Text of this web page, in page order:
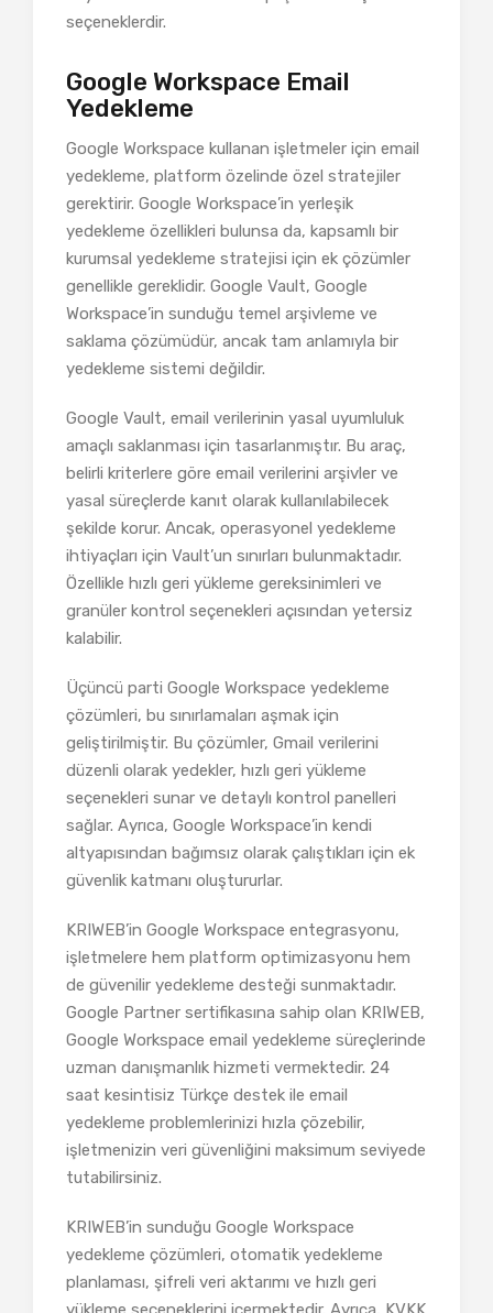
seçeneklerdir.
Google Workspace Email
Yedekleme
Google Workspace kullanan işletmeler için email
yedekleme, platform özelinde özel stratejiler
gerektirir. Google Workspace’in yerleşik
yedekleme özellikleri bulunsa da, kapsamlı bir
kurumsal yedekleme stratejisi için ek çözümler
genellikle gereklidir. Google Vault, Google
Workspace’in sunduğu temel arşivleme ve
saklama çözümüdür, ancak tam anlamıyla bir
yedekleme sistemi değildir.
Google Vault, email verilerinin yasal uyumluluk
amaçlı saklanması için tasarlanmıştır. Bu araç,
belirli kriterlere göre email verilerini arşivler ve
yasal süreçlerde kanıt olarak kullanılabilecek
şekilde korur. Ancak, operasyonel yedekleme
ihtiyaçları için Vault’un sınırları bulunmaktadır.
Özellikle hızlı geri yükleme gereksinimleri ve
granüler kontrol seçenekleri açısından yetersiz
kalabilir.
Üçüncü parti Google Workspace yedekleme
çözümleri, bu sınırlamaları aşmak için
geliştirilmiştir. Bu çözümler, Gmail verilerini
düzenli olarak yedekler, hızlı geri yükleme
seçenekleri sunar ve detaylı kontrol panelleri
sağlar. Ayrıca, Google Workspace’in kendi
altyapısından bağımsız olarak çalıştıkları için ek
güvenlik katmanı oluştururlar.
KRIWEB’in Google Workspace entegrasyonu,
işletmelere hem platform optimizasyonu hem
de güvenilir yedekleme desteği sunmaktadır.
Google Partner sertifikasına sahip olan KRIWEB,
Google Workspace email yedekleme süreçlerinde
uzman danışmanlık hizmeti vermektedir. 24
saat kesintisiz Türkçe destek ile email
yedekleme problemlerinizi hızla çözebilir,
işletmenizin veri güvenliğini maksimum seviyede
tutabilirsiniz.
KRIWEB’in sunduğu Google Workspace
yedekleme çözümleri, otomatik yedekleme
planlaması, şifreli veri aktarımı ve hızlı geri